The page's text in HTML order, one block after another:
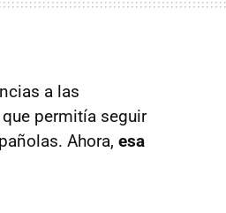
a las
permitía seguir
Ahora, esa